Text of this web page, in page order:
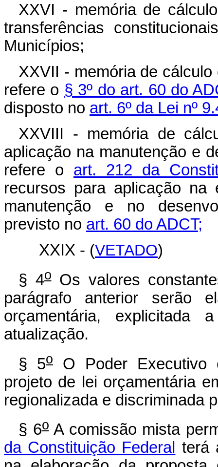
XXVI - memória de
transferências
Municípios;
XXVII - memória de
refere o § 3º do art. 60 do
disposto no art. 6º da Lei nº
XXVIII - memória de
aplicação na manutenção e
refere o art. 212 da
recursos para aplicação na
manutenção e no
previsto no art. 60 do ADCT;
XXIX - (VETADO)
§ 4oOs valores
parágrafo anterior serão
orçamentária, explicitada
atualização.
§ 5o
O Poder Executivo
projeto de lei orçamentária
regionalizada e discriminada
§ 6oA comissão mista
da Constituição Federal terá